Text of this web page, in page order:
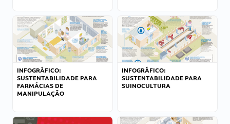
INFOGRÁFICO:
SUSTENTABILIDADE PARA
FARMÁCIAS DE
MANIPULAÇÃO
INFOGRÁFICO:
SUSTENTABILIDADE PARA
SUINOCULTURA